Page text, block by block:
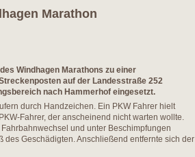
Marathon
Windhagen Marathons zu einer
auf der Landesstraße 252
nach Hammerhof eingesetzt.
durch Handzeichen. Ein PKW Fahrer hielt
Fahrer, der anscheinend nicht warten wollte.
und unter Beschimpfungen
Geschädigten. Anschließend entfernte sich der